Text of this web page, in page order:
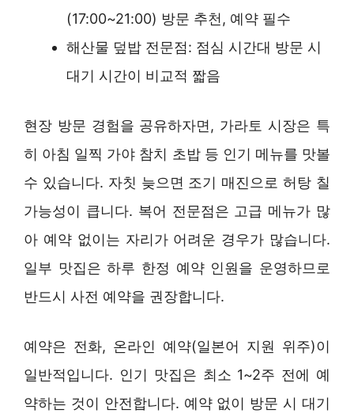
(17:00~21:00) 방문 추천, 예약 필수
해산물 덮밥 전문점: 점심 시간대 방문 시
대기 시간이 비교적 짧음
현장 방문 경험을 공유하자면, 가라토 시장은 특
히 아침 일찍 가야 참치 초밥 등 인기 메뉴를 맛볼
수 있습니다. 자칫 늦으면 조기 매진으로 허탕 칠
가능성이 큽니다. 복어 전문점은 고급 메뉴가 많
아 예약 없이는 자리가 어려운 경우가 많습니다.
일부 맛집은 하루 한정 예약 인원을 운영하므로
반드시 사전 예약을 권장합니다.
예약은 전화, 온라인 예약(일본어 지원 위주)이
일반적입니다. 인기 맛집은 최소 1~2주 전에 예
약하는 것이 안전합니다. 예약 없이 방문 시 대기